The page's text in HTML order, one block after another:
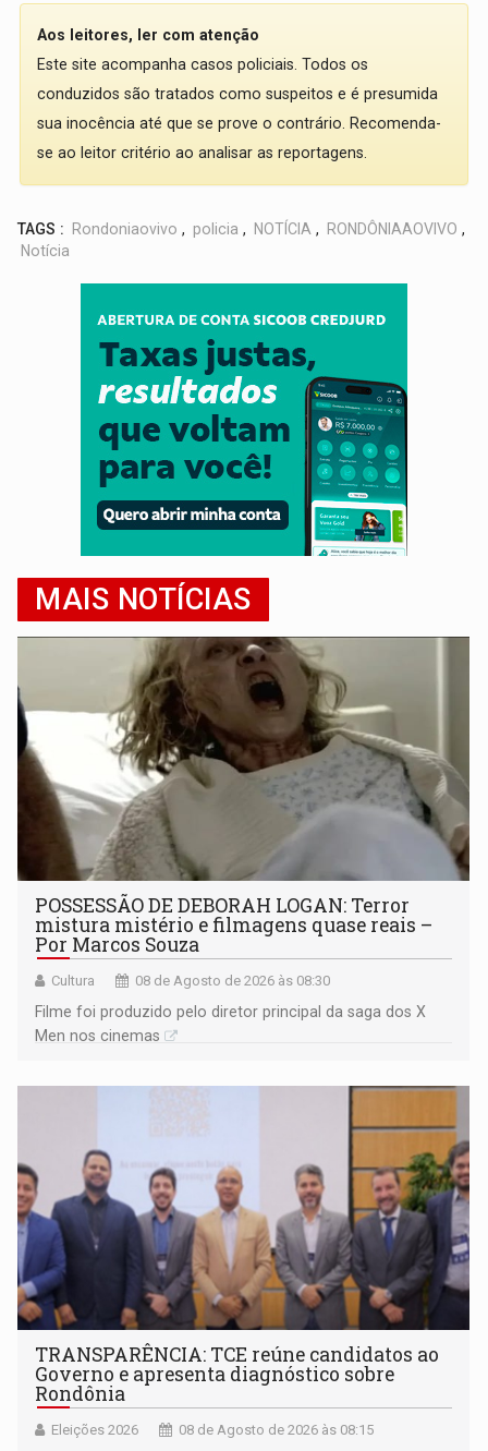
Aos leitores, ler com atenção
Este site acompanha casos policiais. Todos os
conduzidos são tratados como suspeitos e é presumida
sua inocência até que se prove o contrário. Recomenda-
se ao leitor critério ao analisar as reportagens.
TAGS : Rondoniaovivo , policia , NOTÍCIA , RONDÔNIAAOVIVO ,
Notícia
MAIS NOTÍCIAS
POSSESSÃO DE DEBORAH LOGAN: Terror
mistura mistério e filmagens quase reais –
Por Marcos Souza
Cultura 08 de Agosto de 2026 às 08:30
Filme foi produzido pelo diretor principal da saga dos X
Men nos cinemas
TRANSPARÊNCIA: TCE reúne candidatos ao
Governo e apresenta diagnóstico sobre
Rondônia
Eleições 2026 08 de Agosto de 2026 às 08:15